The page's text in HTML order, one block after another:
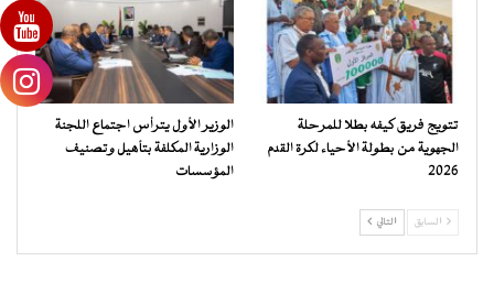
تتويج فريق كيفه بطلا للمرحلة
الجهوية من بطولة الأحياء لكرة القدم
2026
الوزير الأول يترأس اجتماع اللجنة
الوزارية المكلفة بتأهيل وتصنيف
المؤسسات
السابق التالي